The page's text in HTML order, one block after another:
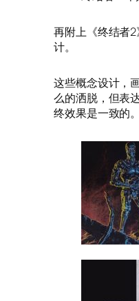
再附上《终结者
计。
这些概念设计，
么的洒脱，但表
终效果是一致的。